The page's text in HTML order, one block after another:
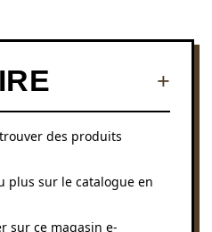
des produits
plus sur le catalogue en
sur ce magasin e-